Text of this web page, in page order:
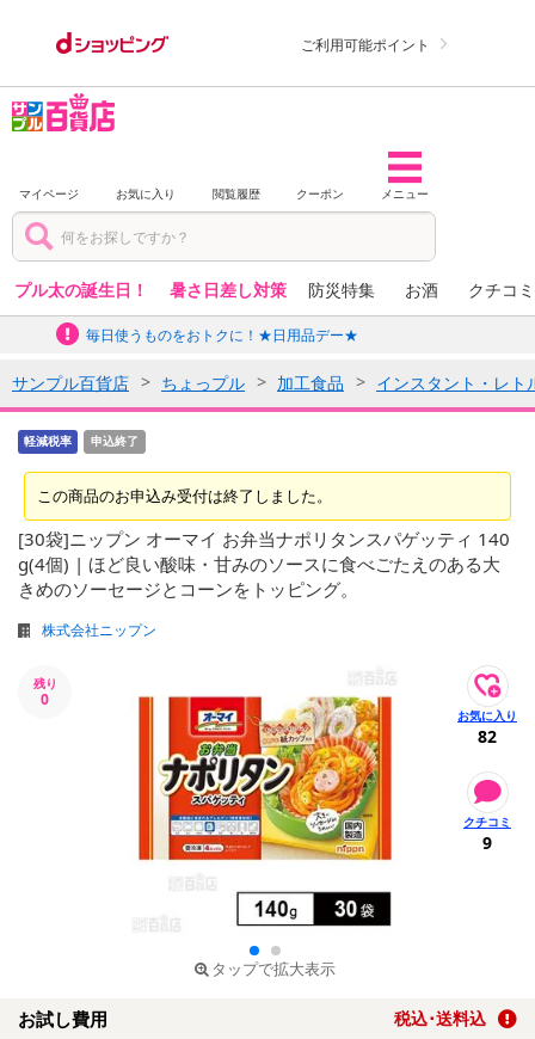
ご利用可能ポイント
マイページ お気に入り 閲覧履歴 クーポン メニュー
プル太の誕生日！ 暑さ日差し対策 防災特集 お酒 クチコ
毎日使うものをおトクに！★日用品デー★
サンプル百貨店 ちょっプル 加工食品 インスタント・レト
軽減税率 申込終了
この商品のお申込み受付は終了しました。
[30袋]ニップン オーマイ お弁当ナポリタンスパゲッティ 140
g(4個) | ほど良い酸味・甘みのソースに食べごたえのある大
きめのソーセージとコーンをトッピング。
株式会社ニップン
残り
0
タップで拡大表示
82
9
お試し費用 税込･送料込